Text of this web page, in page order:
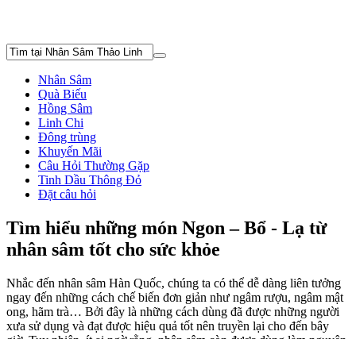
Nhân Sâm
Quà Biếu
Hồng Sâm
Linh Chi
Đông trùng
Khuyến Mãi
Câu Hỏi Thường Gặp
Tinh Dầu Thông Đỏ
Đặt câu hỏi
Tìm hiểu những món Ngon – Bổ - Lạ từ
nhân sâm tốt cho sức khỏe
Nhắc đến nhân sâm Hàn Quốc, chúng ta có thể dễ dàng liên tưởng
ngay đến những cách chế biến đơn giản như ngâm rượu, ngâm mật
ong, hãm trà… Bởi đây là những cách dùng đã được những người
xưa sử dụng và đạt được hiệu quả tốt nên truyền lại cho đến bây